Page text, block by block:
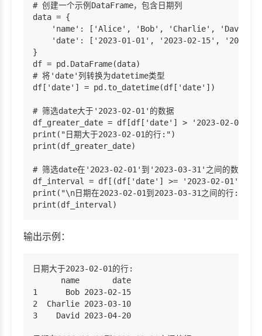
# 创建一个示例DataFrame，包含日期列
data = {
    'name': ['Alice', 'Bob', 'Charlie', 'David'],
'date': ['2023-01-01', '2023-02-15', '2023-
}
df = pd.DataFrame(data)
# 将'date'列转换为datetime类型
df['date'] = pd.to_datetime(df['date'])
# 筛选date大于'2023-02-01'的数据
df_greater_date = df[df['date'] > '2023-02-01']
print("日期大于2023-02-01的行:")
print(df_greater_date)
# 筛选date在'2023-02-01'到'2023-03-31'之间的数据（区
df_interval = df[(df['date'] >= '2023-02-01') &
print("\n日期在2023-02-01到2023-03-31之间的行:")
输出示例：
日期大于2023-02-01的行:
      name       date
1      Bob 2023-02-15
2  Charlie 2023-03-10
3    David 2023-04-20